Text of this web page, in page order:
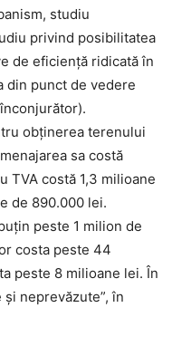
studiu
privind posibilitatea
de eficiență ridicată în
din punct de vedere
obținerea terenului
sa costă
TVA costă 1,3 milioane
de 890.000 lei.
peste 1 milion de
costa peste 44
peste 8 milioane lei. În
neprevăzute”, în